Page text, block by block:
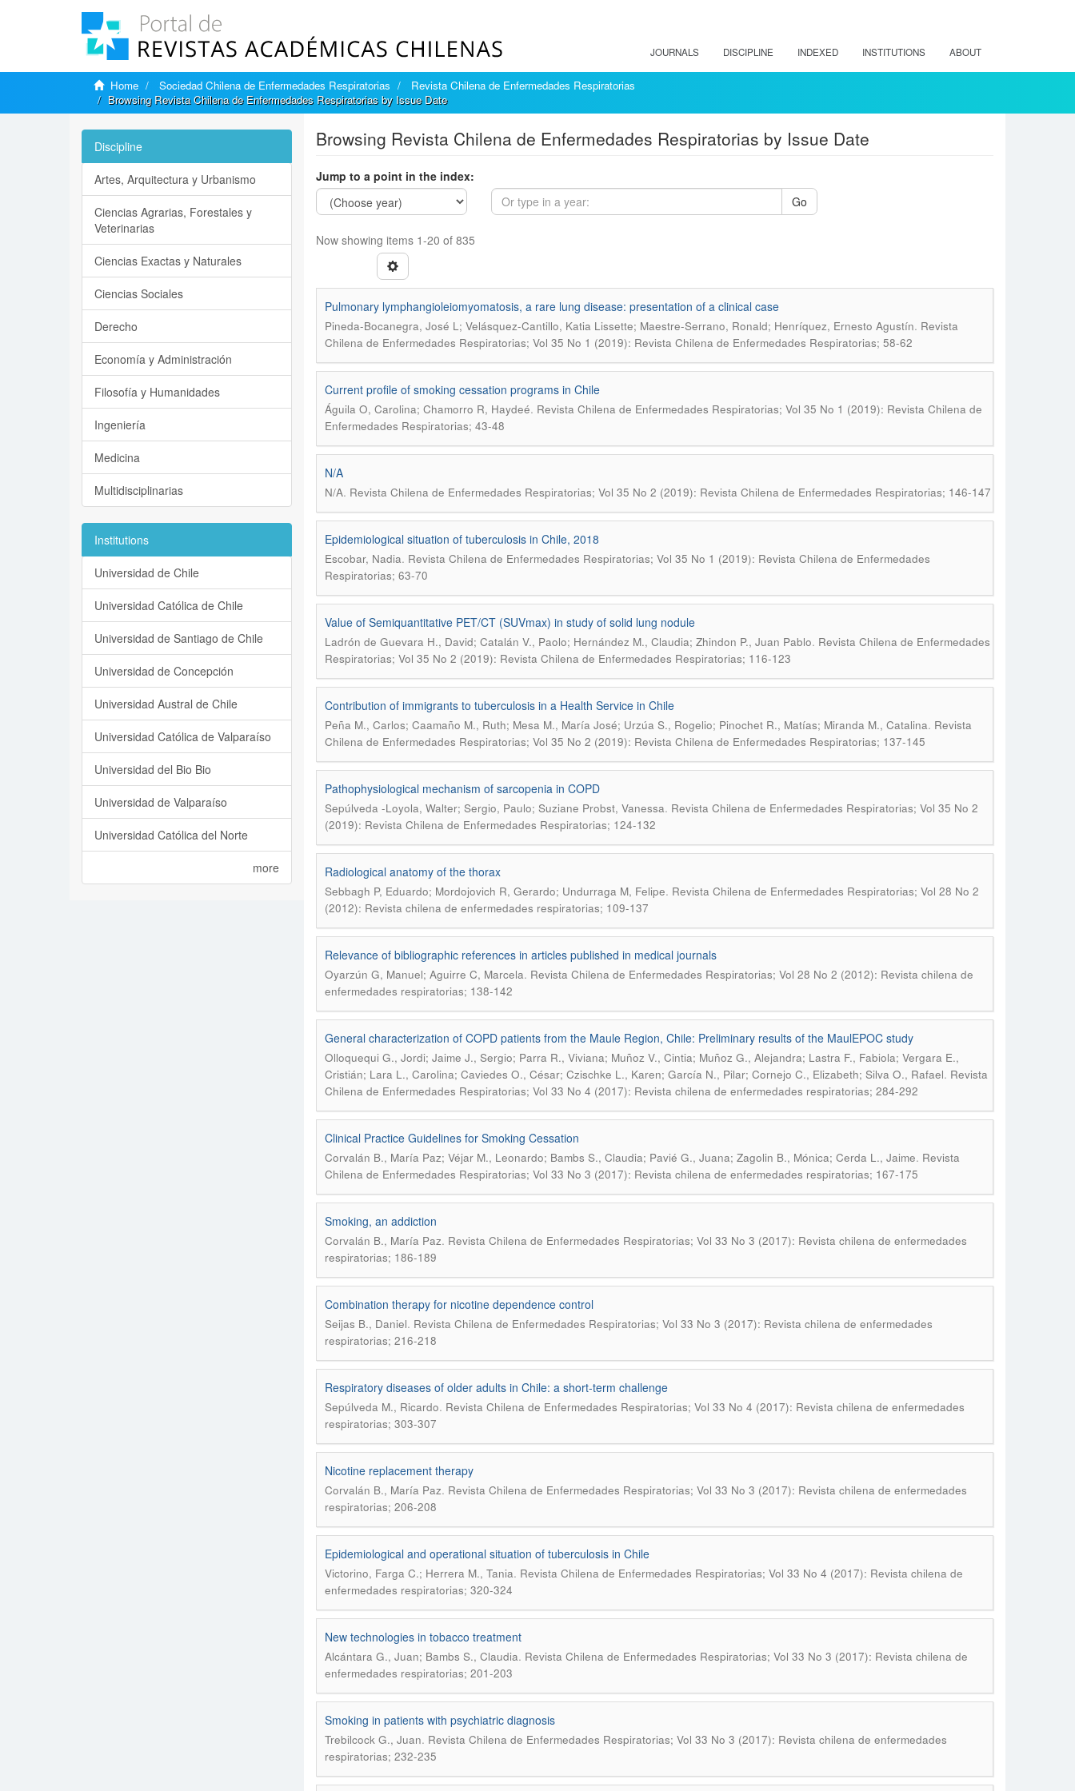
JOURNALS DISCIPLINE INDEXED INSTITUTIONS ABOUT
Home Sociedad Chilena de Enfermedades Respiratorias
Revista Chilena de Enfermedades Respiratorias
Browsing Revista Chilena de Enfermedades Respiratorias by Issue Date
Browsing Revista Chilena de Enfermedades Respiratorias by Issue Date
Jump to a point in the index:
Go
Now showing items 1-20 of 835
Pulmonary lymphangioleiomyomatosis, a rare lung disease: presentation of a clinical case
Pineda-Bocanegra, José L; Velásquez-Cantillo, Katia Lissette; Maestre-Serrano, Ronald; Henríquez, Ernesto Agustín. Revista
Chilena de Enfermedades Respiratorias; Vol 35 No 1 (2019): Revista Chilena de Enfermedades Respiratorias; 58-62
Current profile of smoking cessation programs in Chile
Águila O, Carolina; Chamorro R, Haydeé. Revista Chilena de Enfermedades Respiratorias; Vol 35 No 1 (2019): Revista Chilena de
Enfermedades Respiratorias; 43-48
N/A
N/A. Revista Chilena de Enfermedades Respiratorias; Vol 35 No 2 (2019): Revista Chilena de Enfermedades Respiratorias; 146-147
Epidemiological situation of tuberculosis in Chile, 2018
Escobar, Nadia. Revista Chilena de Enfermedades Respiratorias; Vol 35 No 1 (2019): Revista Chilena de Enfermedades
Respiratorias; 63-70
Value of Semiquantitative PET/CT (SUVmax) in study of solid lung nodule
Ladrón de Guevara H., David; Catalán V., Paolo; Hernández M., Claudia; Zhindon P., Juan Pablo. Revista Chilena de Enfermedades
Respiratorias; Vol 35 No 2 (2019): Revista Chilena de Enfermedades Respiratorias; 116-123
Contribution of immigrants to tuberculosis in a Health Service in Chile
Peña M., Carlos; Caamaño M., Ruth; Mesa M., María José; Urzúa S., Rogelio; Pinochet R., Matías; Miranda M., Catalina. Revista
Chilena de Enfermedades Respiratorias; Vol 35 No 2 (2019): Revista Chilena de Enfermedades Respiratorias; 137-145
Pathophysiological mechanism of sarcopenia in COPD
Sepúlveda -Loyola, Walter; Sergio, Paulo; Suziane Probst, Vanessa. Revista Chilena de Enfermedades Respiratorias; Vol 35 No 2
(2019): Revista Chilena de Enfermedades Respiratorias; 124-132
Radiological anatomy of the thorax
Sebbagh P, Eduardo; Mordojovich R, Gerardo; Undurraga M, Felipe. Revista Chilena de Enfermedades Respiratorias; Vol 28 No 2
(2012): Revista chilena de enfermedades respiratorias; 109-137
Relevance of bibliographic references in articles published in medical journals
Oyarzún G, Manuel; Aguirre C, Marcela. Revista Chilena de Enfermedades Respiratorias; Vol 28 No 2 (2012): Revista chilena de
enfermedades respiratorias; 138-142
General characterization of COPD patients from the Maule Region, Chile: Preliminary results of the MaulEPOC study
Olloquequi G., Jordi; Jaime J., Sergio; Parra R., Viviana; Muñoz V., Cintia; Muñoz G., Alejandra; Lastra F., Fabiola; Vergara E.,
Cristián; Lara L., Carolina; Caviedes O., César; Czischke L., Karen; García N., Pilar; Cornejo C., Elizabeth; Silva O., Rafael. Revista
Chilena de Enfermedades Respiratorias; Vol 33 No 4 (2017): Revista chilena de enfermedades respiratorias; 284-292
Clinical Practice Guidelines for Smoking Cessation
Corvalán B., María Paz; Véjar M., Leonardo; Bambs S., Claudia; Pavié G., Juana; Zagolin B., Mónica; Cerda L., Jaime. Revista
Chilena de Enfermedades Respiratorias; Vol 33 No 3 (2017): Revista chilena de enfermedades respiratorias; 167-175
Smoking, an addiction
Corvalán B., María Paz. Revista Chilena de Enfermedades Respiratorias; Vol 33 No 3 (2017): Revista chilena de enfermedades
respiratorias; 186-189
Combination therapy for nicotine dependence control
Seijas B., Daniel. Revista Chilena de Enfermedades Respiratorias; Vol 33 No 3 (2017): Revista chilena de enfermedades
respiratorias; 216-218
Respiratory diseases of older adults in Chile: a short-term challenge
Sepúlveda M., Ricardo. Revista Chilena de Enfermedades Respiratorias; Vol 33 No 4 (2017): Revista chilena de enfermedades
respiratorias; 303-307
Nicotine replacement therapy
Corvalán B., María Paz. Revista Chilena de Enfermedades Respiratorias; Vol 33 No 3 (2017): Revista chilena de enfermedades
respiratorias; 206-208
Epidemiological and operational situation of tuberculosis in Chile
Victorino, Farga C.; Herrera M., Tania. Revista Chilena de Enfermedades Respiratorias; Vol 33 No 4 (2017): Revista chilena de
enfermedades respiratorias; 320-324
New technologies in tobacco treatment
Alcántara G., Juan; Bambs S., Claudia. Revista Chilena de Enfermedades Respiratorias; Vol 33 No 3 (2017): Revista chilena de
enfermedades respiratorias; 201-203
Smoking in patients with psychiatric diagnosis
Trebilcock G., Juan. Revista Chilena de Enfermedades Respiratorias; Vol 33 No 3 (2017): Revista chilena de enfermedades
respiratorias; 232-235
Discipline
Artes, Arquitectura y Urbanismo
Ciencias Agrarias, Forestales y
Veterinarias
Ciencias Exactas y Naturales
Ciencias Sociales
Derecho
Economía y Administración
Filosofía y Humanidades
Ingeniería
Medicina
Multidisciplinarias
Institutions
Universidad de Chile
Universidad Católica de Chile
Universidad de Santiago de Chile
Universidad de Concepción
Universidad Austral de Chile
Universidad Católica de Valparaíso
Universidad del Bio Bio
Universidad de Valparaíso
Universidad Católica del Norte
more